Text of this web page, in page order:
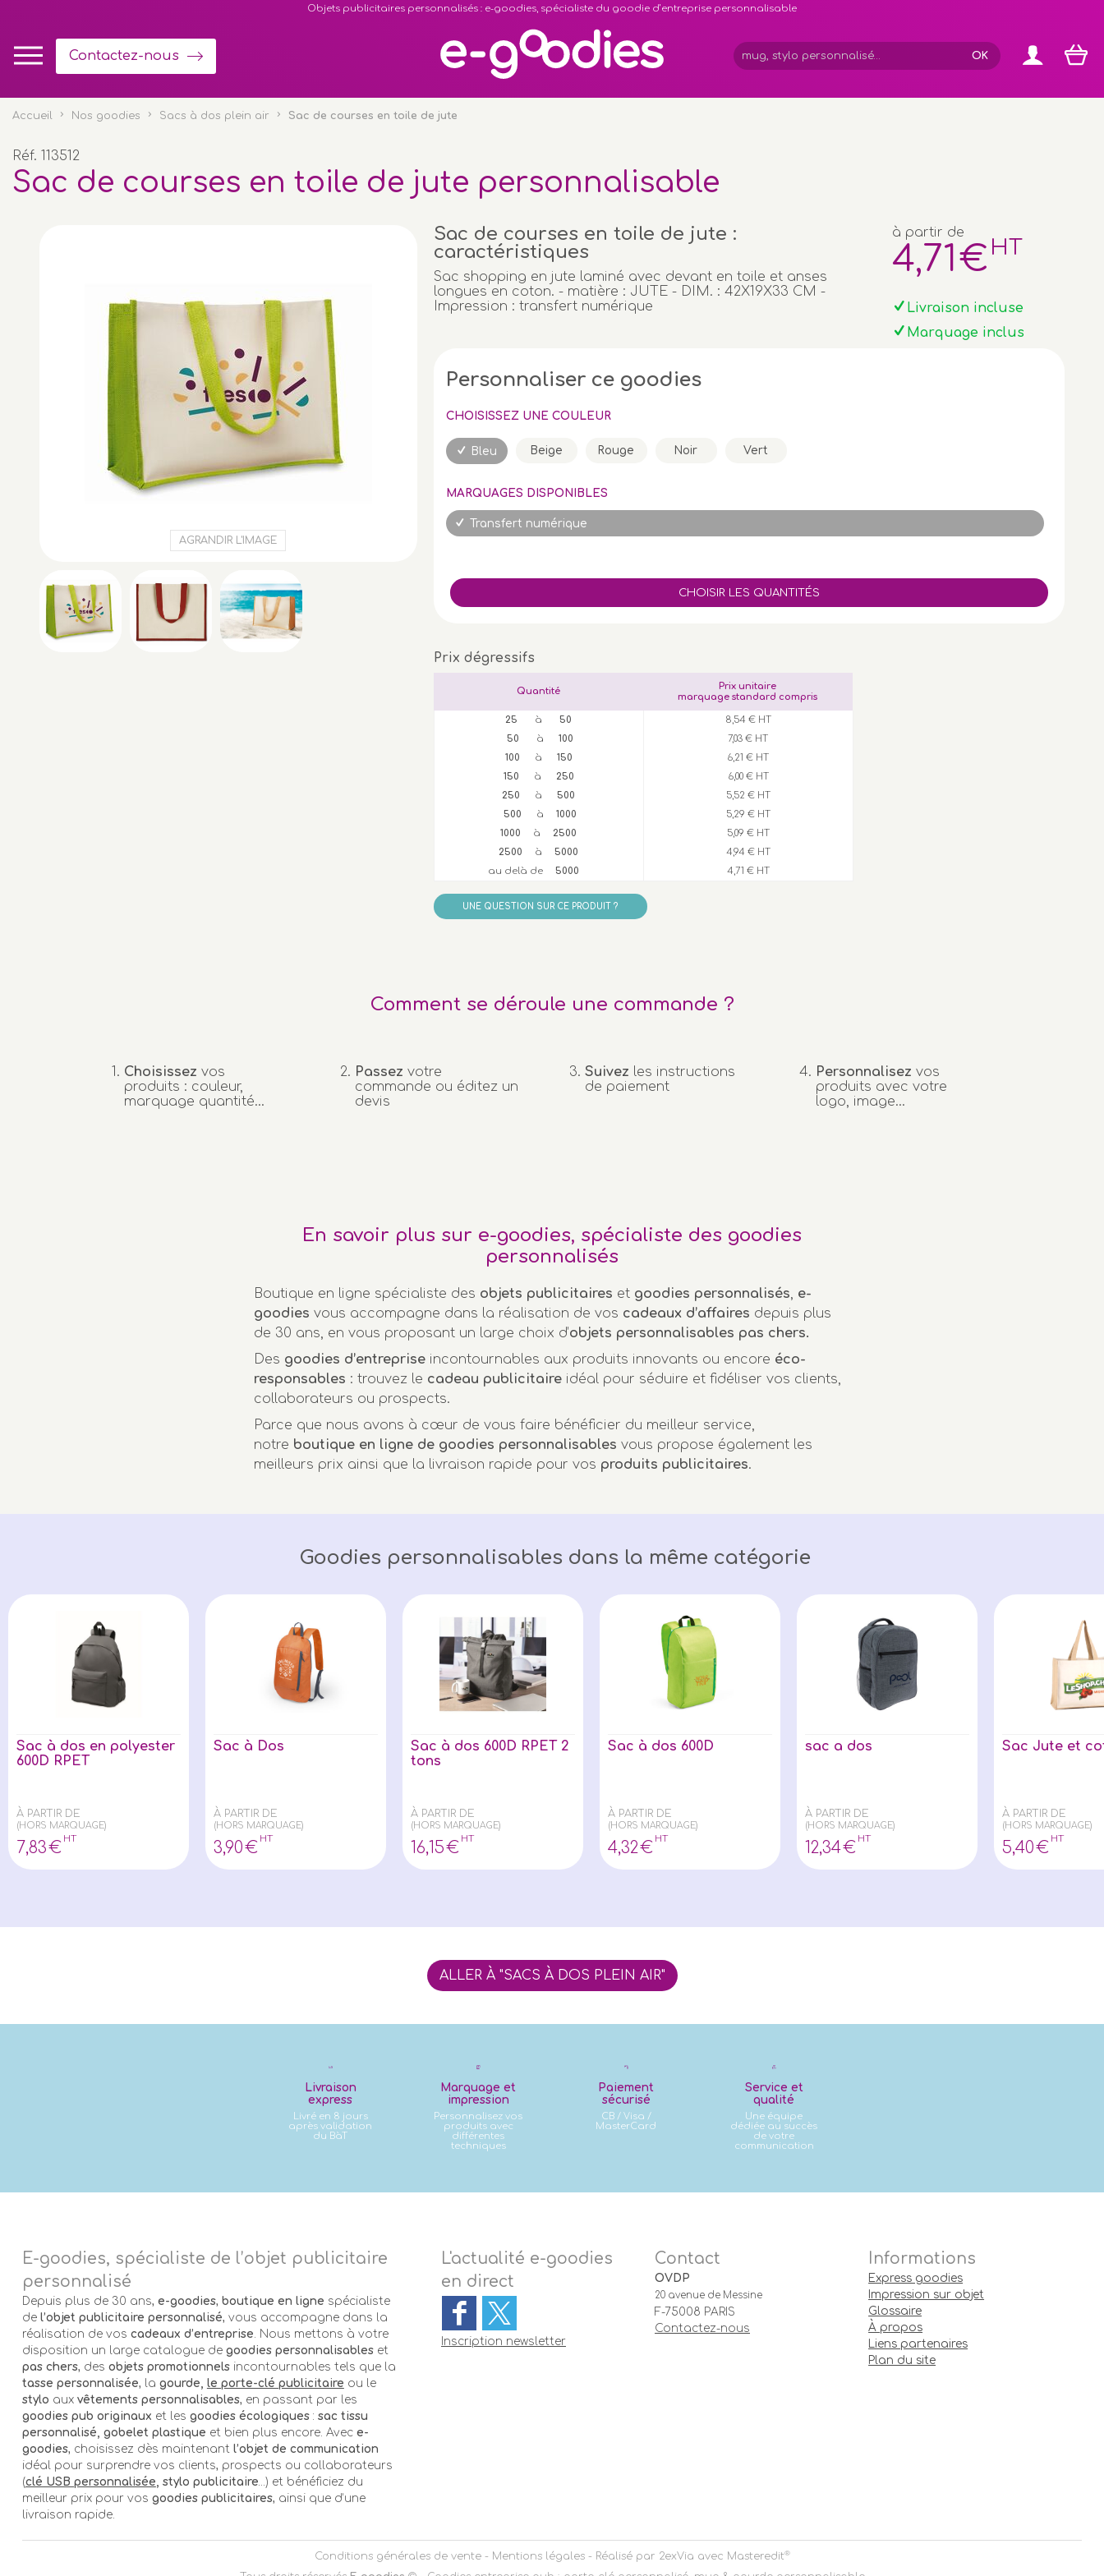
Objets publicitaires personnalisés : e-goodies, spécialiste du goodie d’entreprise personnalisable
Contactez-nous
Accueil Nos goodies Sacs à dos plein air Sac de courses en toile de jute
Réf. 113512
Sac de courses en toile de jute personnalisable
AGRANDIR L'IMAGE
Sac de courses en toile de jute :
caractéristiques
Sac shopping en jute laminé avec devant en toile et anses
longues en coton. - matière : JUTE - DIM. : 42X19X33 CM -
Impression : transfert numérique
à partir de
4,71€ HT
Livraison incluse
Marquage inclus
Personnaliser ce goodies
CHOISISSEZ UNE COULEUR
Bleu Beige Rouge Noir Vert
MARQUAGES DISPONIBLES
Transfert numérique
Prix dégressifs
Quantité
Prix unitaire
marquage standard compris
25 à50
8,54 € HT
50 à 100
7,03 € HT
100 à 150
6,21 € HT
150 à 250
6,00 € HT
250 à500
5,52 € HT
500 à 1000
5,29 € HT
1000 à 2500
5,09 € HT
2500 à5000
4,94 € HT
au delà de5000 4,71 € HT
UNE QUESTION SUR CE PRODUIT ?
Comment se déroule une commande ?
Choisissez vos
produits : couleur,
marquage quantité…
Passez votre
commande ou éditez un
devis
Suivez les instructions
de paiement
Personnalisez vos
produits avec votre
logo, image...
En savoir plus sur e-goodies, spécialiste des goodies
personnalisés
Boutique en ligne spécialiste des objets publicitaires et goodies personnalisés, e-
goodies vous accompagne dans la réalisation de vos cadeaux d’affaires depuis plus
de 30 ans, en vous proposant un large choix d’objets personnalisables pas chers.
Des goodies d’entreprise incontournables aux produits innovants ou encore éco-
responsables : trouvez le cadeau publicitaire idéal pour séduire et fidéliser vos clients,
collaborateurs ou prospects.
Parce que nous avons à cœur de vous faire bénéficier du meilleur service,
notre boutique en ligne de goodies personnalisables vous propose également les
meilleurs prix ainsi que la livraison rapide pour vos produits publicitaires.
Goodies personnalisables dans la même catégorie
Sac à dos en polyester
600D RPET
À PARTIR DE
(HORS MARQUAGE)
7,83€
HT
Sac à Dos
À PARTIR DE
(HORS MARQUAGE)
3,90€
HT
Sac à dos 600D RPET 2
tons
À PARTIR DE
(HORS MARQUAGE)
16,15€
HT
Sac à dos 600D
À PARTIR DE
(HORS MARQUAGE)
4,32€
HT
sac a dos
À PARTIR DE
(HORS MARQUAGE)
12,34€
HT
Sac Jute et
À PARTIR DE
(HORS MARQUAGE)
5,40€
HT
ALLER À "SACS À DOS PLEIN AIR"
Livraison
express
Livré en 8 jours
après validation
du BàT
Marquage et
impression
Personnalisez vos
produits avec
différentes
techniques
Paiement
sécurisé
CB / Visa /
MasterCard
Service et
qualité
Une équipe
dédiée au succès
de votre
communication
E-goodies, spécialiste de l’objet publicitaire
personnalisé
Depuis plus de 30 ans, e-goodies, boutique en ligne spécialiste
de l’objet publicitaire personnalisé, vous accompagne dans la
réalisation de vos cadeaux d’entreprise . Nous mettons à votre
disposition un large catalogue de goodies personnalisableset
pas chers, des objets promotionnelsincontournables tels que la
tasse personnalisée, la gourde, le porte-clé publicitaire ou le
stylo aux vêtements personnalisables, en passant par les
goodies pub originaux et les goodies écologiques: sac tissu
personnalisé, gobelet plastique et bien plus encore. Avec e-
goodies, choisissez dès maintenant l’objet de communication
idéal pour surprendre vos clients, prospects ou collaborateurs
(clé USB personnalisée , stylo publicitaire …) et bénéficiez du
meilleur prix pour vos goodies publicitaires, ainsi que d’une
livraison rapide.
L'actualité e-goodies
en direct
Inscription newsletter
Contact
OVDP
20 avenue de Messine
F-75008 PARIS
Contactez-nous
Informations
Express goodies
Impression sur objet
Glossaire
À propos
Liens partenaires
Plan du site
Conditions générales de vente- Mentions légales- Réalisé par 2exVia avec Masteredit®